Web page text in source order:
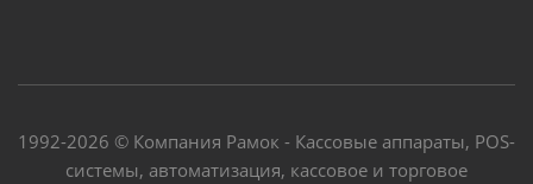
1992-2026 © Компания Рамок - Кассовые аппараты, POS-
системы, автоматизация, кассовое и торговое